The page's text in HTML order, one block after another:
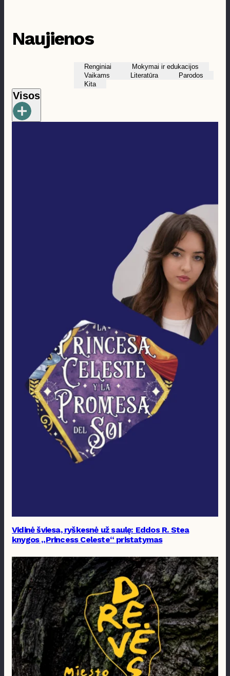
Naujienos
Renginiai
Mokymai ir edukacijos
Vaikams
Literatūra
Parodos
Kita
Visos
Vidinė šviesa, ryškesnė už saulę: Eddos R. Stea
knygos „Princess Celeste“ pristatymas